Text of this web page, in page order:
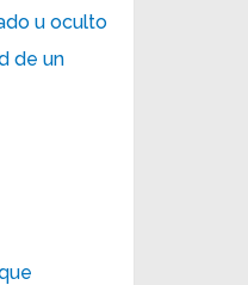
u oculto
de un